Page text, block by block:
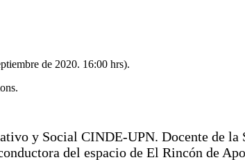
de 2020. 16:00 hrs).
y Social CINDE-UPN. Docente de
del espacio de El Rincón de